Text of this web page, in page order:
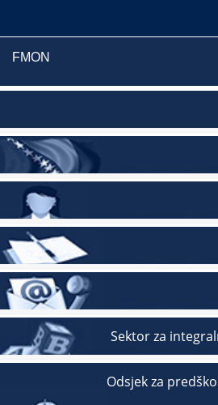
FMON
Sektor za
Odsjek za